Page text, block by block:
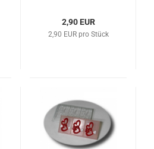
2,90 EUR
2,90 EUR pro Stück